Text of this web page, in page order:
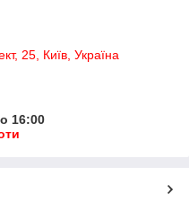
25, Київ, Україна
16:00